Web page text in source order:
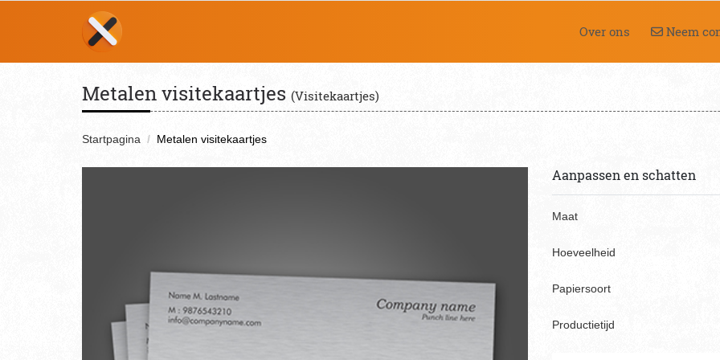
Over ons Neem
Neem
Metalen visitekaartjes (Visitekaartjes)
Startpagina Metalen visitekaartjes
Aanpassen en schatten
Maat
Hoeveelheid
Papiersoort
Productietijd